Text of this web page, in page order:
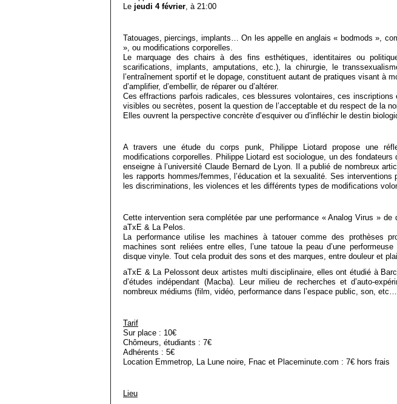
Le jeudi 4 février, à 21:00
Tatouages, piercings, implants… On les appelle en anglais « bodmods »,
», ou modifications corporelles.
Le marquage des chairs à des fins esthétiques, identitaires ou
scarifications, implants, amputations, etc.), la chirurgie, le
l’entraînement sportif et le dopage, constituent autant de pratiques visant à
d’amplifier, d’embellir, de réparer ou d’altérer.
Ces effractions parfois radicales, ces blessures volontaires, ces inscriptions
visibles ou secrètes, posent la question de l’acceptable et du respect de la
Elles ouvrent la perspective concrète d’esquiver ou d’infléchir le destin
A travers une étude du corps punk, Philippe Liotard propose une
modifications corporelles. Philippe Liotard est sociologue, un des fondateurs
enseigne à l’université Claude Bernard de Lyon. Il a publié de nombreux
les rapports hommes/femmes, l’éducation et la sexualité. Ses interventions
les discriminations, les violences et les différents types de modifications
Cette intervention sera complétée par une performance « Analog Virus » de
aTxE & La Pelos.
La performance utilise les machines à tatouer comme des prothèses
machines sont reliées entre elles, l’une tatoue la peau d’une performeuse
disque vinyle. Tout cela produit des sons et des marques, entre douleur et
aTxE & La Pelossont deux artistes multi disciplinaire, elles ont étudié à
d’études indépendant (Macba). Leur milieu de recherches et d’auto-
nombreux médiums (film, vidéo, performance dans l’espace public, son,
Tarif
Sur place : 10€
Chômeurs, étudiants : 7€
Adhérents : 5€
Location Emmetrop, La Lune noire, Fnac et Placeminute.com : 7€ hors frais
Lieu